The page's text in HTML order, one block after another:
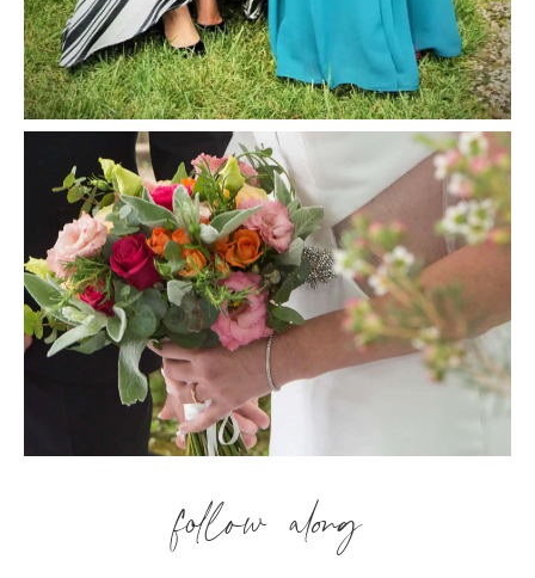
follow along